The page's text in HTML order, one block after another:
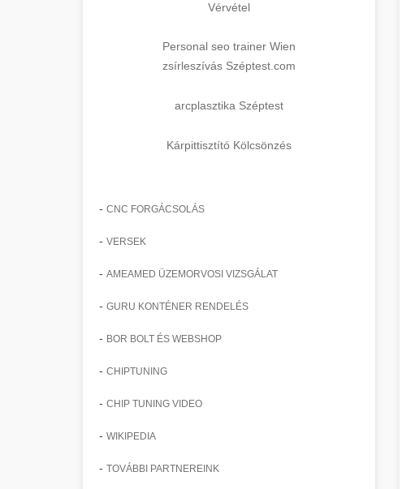
Vérvétel
Personal seo trainer Wien
zsírleszívás Széptest.com
arcplasztika Széptest
Kárpittisztító Kölcsönzés
- CNC FORGÁCSOLÁS
- VERSEK
- AMEAMED ÜZEMORVOSI VIZSGÁLAT
- GURU KONTÉNER RENDELÉS
- BOR BOLT ÉS WEBSHOP
- CHIPTUNING
- CHIP TUNING VIDEO
- WIKIPEDIA
- TOVÁBBI PARTNEREINK